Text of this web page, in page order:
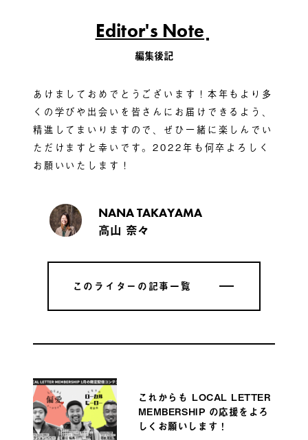
Editor's Note
編集後記
あけましておめでとうございます！本年もより多
くの学びや出会いを皆さんにお届けできるよう、
精進してまいりますので、ぜひ一緒に楽しんでい
ただけますと幸いです。2022年も何卒よろしく
お願いいたします！
NANA TAKAYAMA
高山 奈々
このライターの記事一覧
このライターの記事一覧
これからも LOCAL LETTER
MEMBERSHIP の応援をよろ
しくお願いします！